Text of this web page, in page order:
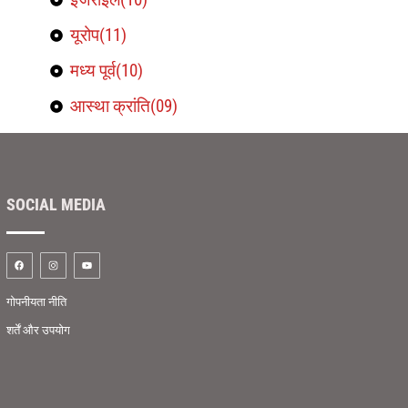
यूरोप(11)
मध्य पूर्व(10)
आस्था क्रांति(09)
SOCIAL MEDIA
गोपनीयता नीति
शर्तें और उपयोग